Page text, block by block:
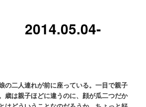
2014.05.04-
の二人連れが前に座っている。一目で親子
歳は親子ほどに違うのに、顔が瓜二つだか